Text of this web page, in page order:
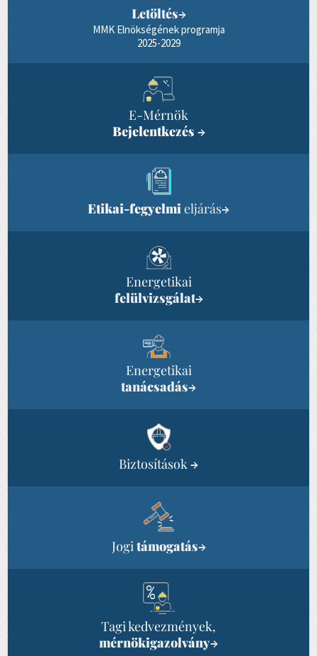
Letöltés→
MMK Elnökségének programja
2025-2029
E-Mérnök
Bejelentkezés →
Etikai-fegyelmi eljárás→
Energetikai
felülvizsgálat→
Energetikai
tanácsadás→
Biztosítások→
Jogi támogatás→
Tagi kedvezmények,
mérnökigazolvány→